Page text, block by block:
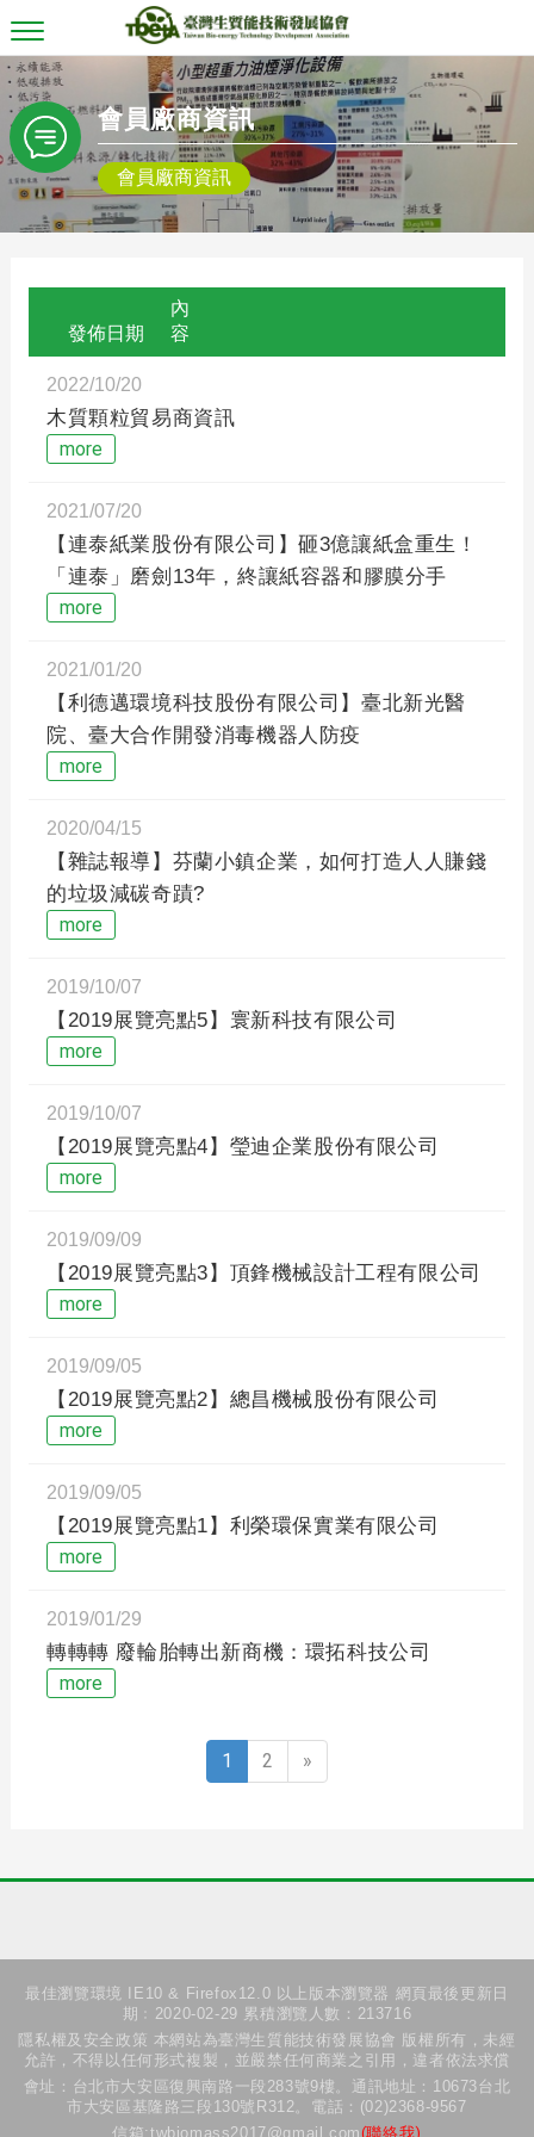
T
o
g
g
l
e
n
a
v
i
t
n
會員廠商資訊
會員廠商資訊
發佈日期
內
容
2022/10/20
木質顆粒貿易商資訊
more
2021/07/20
【連泰紙業股份有限公司】砸3億讓紙盒重生！
「連泰」磨劍13年，終讓紙容器和膠膜分手
more
2021/01/20
【利德邁環境科技股份有限公司】臺北新光醫
院、臺大合作開發消毒機器人防疫
more
2020/04/15
【雜誌報導】芬蘭小鎮企業，如何打造人人賺錢
的垃圾減碳奇蹟?
more
2019/10/07
【2019展覽亮點5】寰新科技有限公司
more
2019/10/07
【2019展覽亮點4】瑩迪企業股份有限公司
more
2019/09/09
【2019展覽亮點3】頂鋒機械設計工程有限公司
more
2019/09/05
【2019展覽亮點2】總昌機械股份有限公司
more
2019/09/05
【2019展覽亮點1】利榮環保實業有限公司
more
2019/01/29
轉轉轉 廢輪胎轉出新商機：環拓科技公司
more
1 2 »
最佳瀏覽環境 IE10 & Firefox12.0 以上版本瀏覽器 網頁最後更新日
期﹕2020-02-29 累積瀏覽人數：213716
隱私權及安全政策 本網站為臺灣生質能技術發展協會 版權所有，未經
允許，不得以任何形式複製，並嚴禁任何商業之引用，違者依法求償
會址：台北市大安區復興南路一段283號9樓。通訊地址：10673台北
市大安區基隆路三段130號R312。電話：(02)2368-9567
信箱:twbiomass2017@gmail.com(聯絡我)